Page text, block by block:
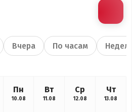
Вчера По часам
Пн
10.08
Вт
11.08
Ср
12.08
Чт
13.08